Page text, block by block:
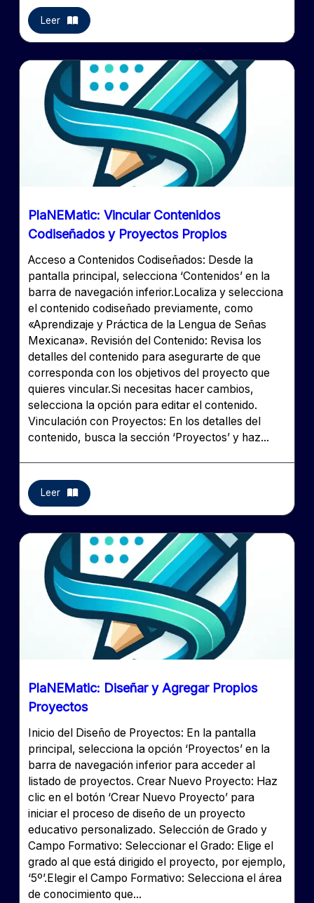
Leer
PlaNEMatic: Vincular Contenidos
Codiseñados y Proyectos Propios
Acceso a Contenidos Codiseñados: Desde la
pantalla principal, selecciona ‘Contenidos’ en la
barra de navegación inferior.Localiza y selecciona
el contenido codiseñado previamente, como
«Aprendizaje y Práctica de la Lengua de Señas
Mexicana». Revisión del Contenido: Revisa los
detalles del contenido para asegurarte de que
corresponda con los objetivos del proyecto que
quieres vincular.Si necesitas hacer cambios,
selecciona la opción para editar el contenido.
Vinculación con Proyectos: En los detalles del
contenido, busca la sección ‘Proyectos’ y haz...
Leer
PlaNEMatic: Diseñar y Agregar Propios
Proyectos
Inicio del Diseño de Proyectos: En la pantalla
principal, selecciona la opción ‘Proyectos’ en la
barra de navegación inferior para acceder al
listado de proyectos. Crear Nuevo Proyecto: Haz
clic en el botón ‘Crear Nuevo Proyecto’ para
iniciar el proceso de diseño de un proyecto
educativo personalizado. Selección de Grado y
Campo Formativo: Seleccionar el Grado: Elige el
grado al que está dirigido el proyecto, por ejemplo,
‘5º’.Elegir el Campo Formativo: Selecciona el área
de conocimiento que...